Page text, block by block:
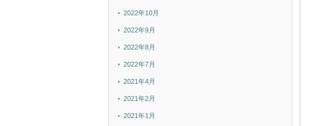
2022年10月
2022年9月
2022年8月
2022年7月
2021年4月
2021年2月
2021年1月